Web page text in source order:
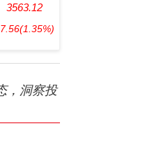
3563.12
(1.35%)
，洞察投